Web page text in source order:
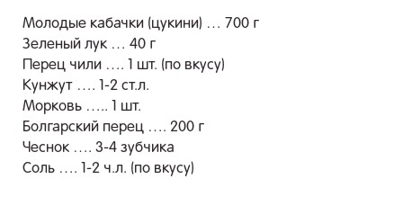
Молодые кабачки (цукини) … 700 г
Зеленый лук … 40 г
Перец чили …. 1 шт. (по вкусу)
Кунжут …. 1-2 ст.л.
Морковь ….. 1 шт.
Болгарский перец …. 200 г
Чеснок …. 3-4 зубчика
Соль …. 1-2 ч.л. (по вкусу)